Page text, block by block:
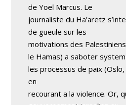
de Yoel Marcus. Le
journaliste du Ha’aretz
de gueule sur les
motivations des
le Hamas) a saboter
les processus de paix
en
recourant a la violence. Or,